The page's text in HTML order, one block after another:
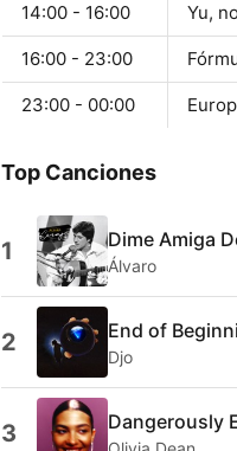
14:00 - 16:00 Yu,
16:00 - 23:00
23:00 - 00:00
Top Canciones
1 Dime Amiga
Álvaro
2 End of
Djo
3 Dangerously